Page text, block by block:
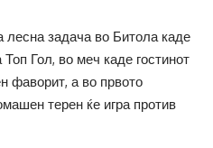
задача во Битола каде
Гол, во меч каде гостинот
фаворит, а во првото
терен ќе игра против